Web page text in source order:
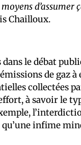
d’assumer
Chailloux.
le débat
de gaz à
collectées
à savoir le
infime